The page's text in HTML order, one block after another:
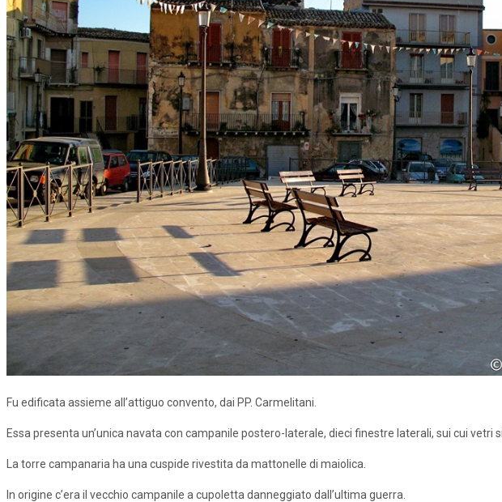
Fu edificata assieme all’attiguo convento, dai PP. Carmelitani.
Essa presenta un’unica navata con campanile postero-laterale, dieci finestre laterali, sui cui vetri
La torre campanaria ha una cuspide rivestita da mattonelle di maiolica.
In origine c’era il vecchio campanile a cupoletta danneggiato dall’ultima guerra.